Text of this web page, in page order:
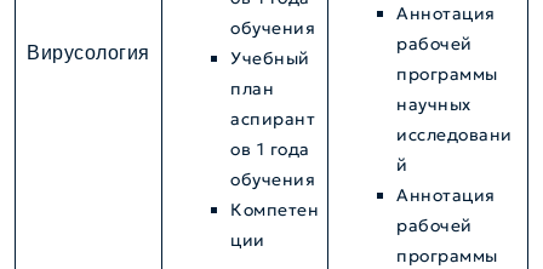
Вирусология
обучения
Учебный
план
аспирант
ов 1 года
обучения
Компетен
ции
Аннотация
рабочей
программы
научных
исследовани
й
Аннотация
рабочей
программы